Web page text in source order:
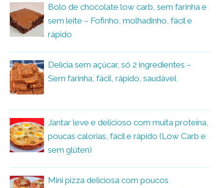
Bolo de chocolate low carb, sem farinha e
sem leite – Fofinho, molhadinho, fácil e
rápido
Delícia sem açúcar, só 2 ingredientes –
Sem farinha, fácil, rápido, saudável
Jantar leve e delicioso com muita proteína,
poucas calorias, fácil e rápido (Low Carb e
sem glúten)
Mini pizza deliciosa com poucos